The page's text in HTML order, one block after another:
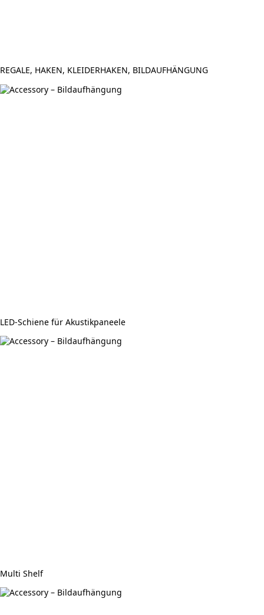
REGALE, HAKEN, KLEIDERHAKEN, BILDAUFHÄNGUNG
LED-Schiene für Akustikpaneele
Multi Shelf